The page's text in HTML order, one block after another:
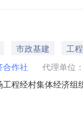
市政基建
工程
合作社
代理单位
程经村集体经济
带造型绿化带（